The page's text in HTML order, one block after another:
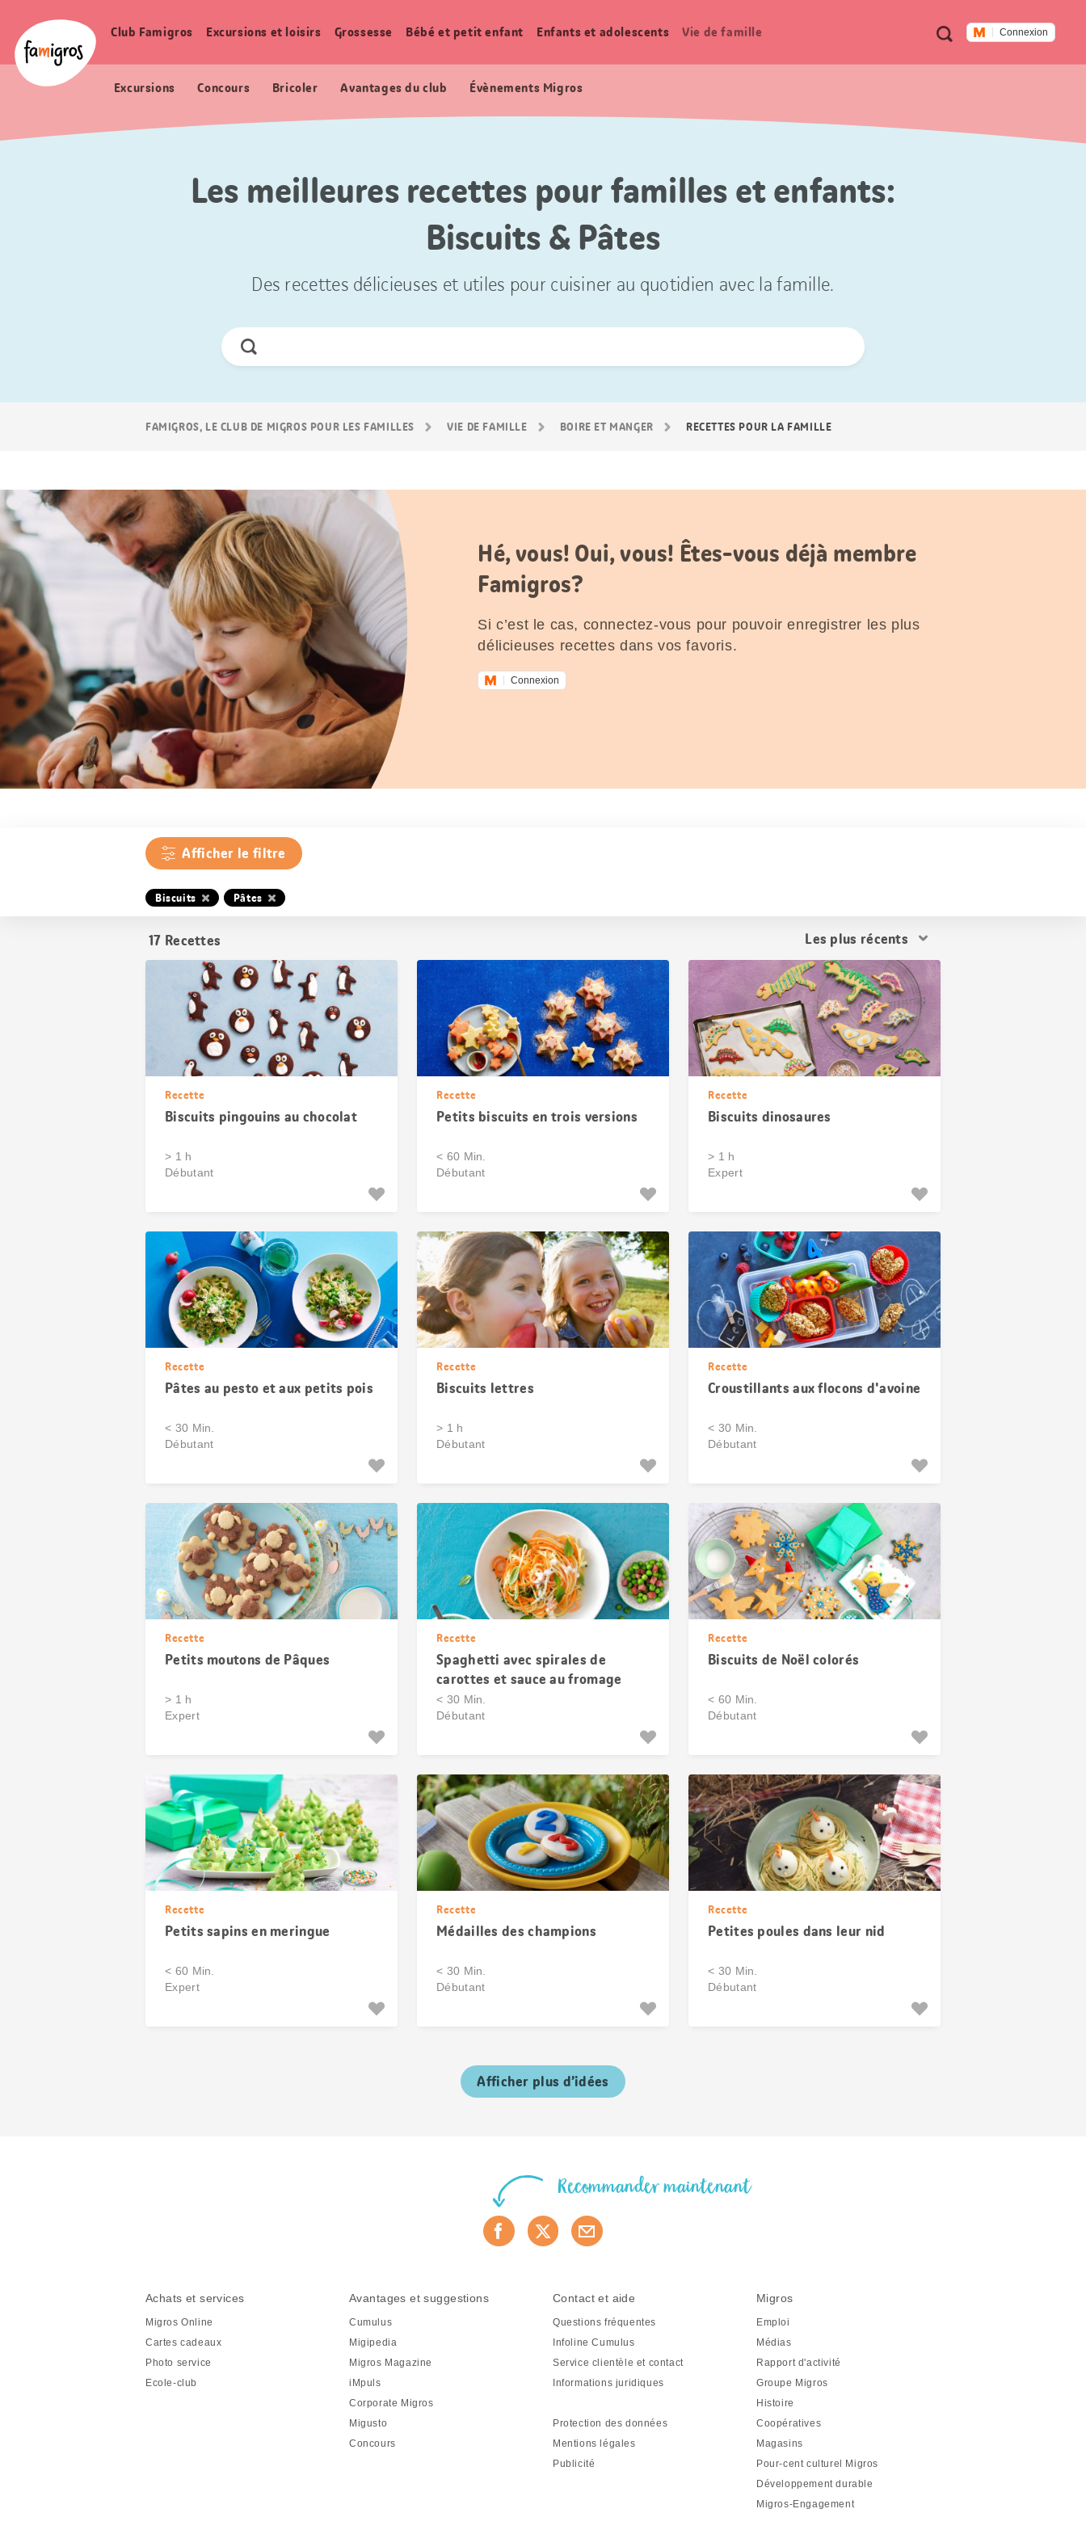
navigation
Logo
Métanavigation
RechercheConnexion
Navigation
Club Famigros Excursions et loisirs Grossesse Bébé et petit enfant Enfants et adolescents Vie de famille
Excursions Concours Bricoler Avantages du club Évènements Migros
Les meilleures recettes pour familles et enfants:
Biscuits & Pâtes
Des recettes délicieuses et utiles pour cuisiner au quotidien avec la famille.
Chercher
FAMIGROS, LE CLUB DE MIGROS POUR LES FAMILLES VIE DE FAMILLE BOIRE ET MANGER RECETTES POUR LA FAMILLE
Hé, vous! Oui, vous! Êtes-vous déjà membre
Famigros?
Si c’est le cas, connectez-vous pour pouvoir enregistrer les plus
délicieuses recettes dans vos favoris.
Connexion
Afficher le filtre
Biscuits Pâtes
17 Recettes
Trier
résultats
Recette
Biscuits pingouins au chocolat
> 1 h
Débutant
Recette
Petits biscuits en trois versions
< 60 Min.
Débutant
Recette
Biscuits dinosaures
> 1 h
Expert
Recette
Pâtes au pesto et aux petits pois
< 30 Min.
Débutant
Recette
Biscuits lettres
> 1 h
Débutant
Recette
Croustillants aux flocons d'avoine
< 30 Min.
Débutant
Recette
Petits moutons de Pâques
> 1 h
Expert
Recette
Spaghetti avec spirales de
carottes et sauce au fromage
frais
< 30 Min.
Débutant
Recette
Biscuits de Noël colorés
< 60 Min.
Débutant
Recette
Petits sapins en meringue
< 60 Min.
Expert
Recette
Médailles des champions
< 30 Min.
Débutant
Recette
Petites poules dans leur nid
< 30 Min.
Débutant
Afficher plus d’idées
Recommander maintenant
Achats et services
Migros Online
Cartes cadeaux
Photo service
Ecole-club
Avantages et suggestions
Cumulus
Migipedia
Migros Magazine
iMpuls
Corporate Migros
Migusto
Concours
Contact et aide
Questions fréquentes
Infoline Cumulus
Service clientèle et contact
Informations juridiques
Protection des données
Mentions légales
Publicité
Migros
Emploi
Médias
Rapport d'activité
Groupe Migros
Histoire
Coopératives
Magasins
Pour-cent culturel Migros
Développement durable
Migros-Engagement